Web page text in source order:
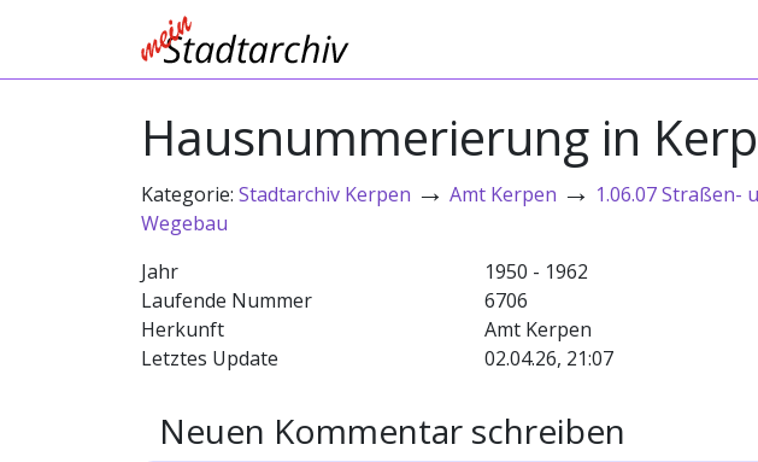
Hausnummerierung in
Kategorie: Stadtarchiv Kerpen → Amt Kerpen → 1.06.07 Straßen-
Wegebau
Jahr
1950 - 1962
Laufende Nummer
6706
Herkunft
Amt Kerpen
Letztes Update
02.04.26, 21:07
Neuen Kommentar schreiben